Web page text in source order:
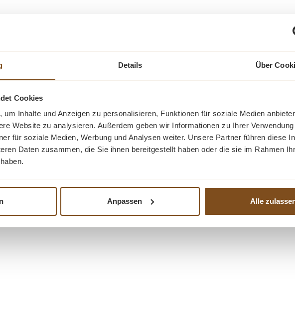
Details Über
Cookies
um Inhalte und Anzeigen zu personalisieren, Funktionen für soziale Medien
Website zu analysieren. Außerdem geben wir Informationen zu Ihrer
für soziale Medien, Werbung und Analysen weiter. Unsere Partner führen diese
Daten zusammen, die Sie ihnen bereitgestellt haben oder die sie im Rahmen
Anpassen Alle